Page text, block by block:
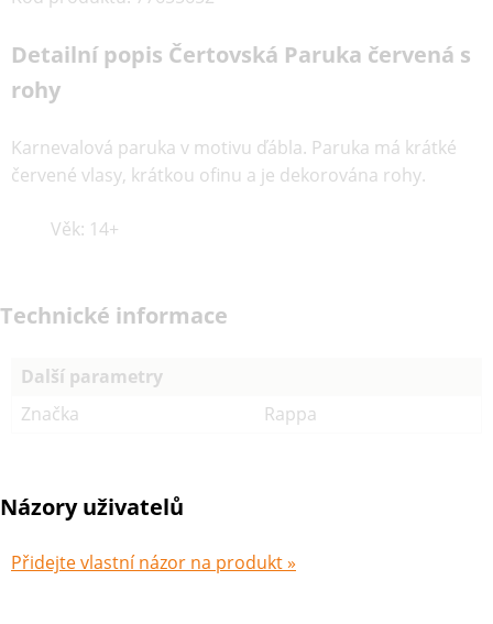
Detailní popis Čertovská Paruka červená s
rohy
Karnevalová paruka v motivu ďábla. Paruka má krátké
červené vlasy, krátkou ofinu a je dekorována rohy.
Věk: 14+
Technické informace
Další parametry
Značka
Rappa
Názory uživatelů
Přidejte vlastní názor na produkt »